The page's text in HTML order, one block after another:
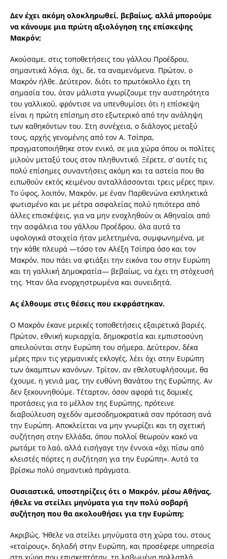
Δεν έχει ακόμη ολοκληρωθεί, βεβαίως, αλλά μπορούμε
να κάνουμε μια πρώτη αξιολόγηση της επίσκεψης
Μακρόν;
Ακούσαμε, στις τοποθετήσεις του γάλλου Προέδρου,
σημαντικά λόγια, όχι, δε, τα αναμενόμενα. Πρώτον, ο
Μακρόν ήλθε. Δεύτερον, διότι το πρωτόκολλο έχει τη
σημασία του, όταν μάλιστα γνωρίζουμε την αυστηρότητα
του γαλλικού, φρόντισε να υπενθυμίσει ότι η επίσκεψη
είναι η πρώτη επίσημη στο εξωτερικό από την ανάληψη
των καθηκόντων του. Στη συνέχεια, ο διάλογος μεταξύ
τους, αρχής γενομένης από τον Α. Τσίπρα,
πραγματοποιήθηκε στον ενικό, σε μια χώρα όπου οι πολίτες
μιλούν μεταξύ τους στον πληθυντικό. Ξέρετε, σ’ αυτές τις
πολύ επίσημες συναντήσεις ακόμη και τα αστεία που θα
ειπωθούν εκτός κειμένου ανταλλάσσονται τρεις μέρες πριν.
Το ύφος, λοιπόν, Μακρόν, με έναν Παρθενώνα εκπληκτικά
φωτισμένο και με μέτρα ασφαλείας πολύ ηπιότερα από
άλλες επισκέψεις, για να μην ενοχληθούν οι Αθηναίοι από
την ασφάλεια του γάλλου Προέδρου, όλα αυτά τα
υφολογικά στοιχεία ήταν μελετημένα, συμφωνημένα, με
την κάθε πλευρά —τόσο τον Αλέξη Τσίπρα όσο και τον
Μακρόν, που πάει να φτιάξει την εικόνα του στην Ευρώπη
και τη γαλλική Δημοκρατία— βεβαίως, να έχει τη στόχευσή
της. Ήταν όλα ενορχηστρωμένα και συνειδητά.
Ας έλθουμε στις θέσεις που εκφράστηκαν.
Ο Μακρόν έκανε μερικές τοποθετήσεις εξαιρετικά βαριές.
Πρώτον, εθνική κυριαρχία, δημοκρατία και εμπιστοσύνη
απειλούνται στην Ευρώπη του σήμερα. Δεύτερον, δέκα
μέρες πριν τις γερμανικές εκλογές, λέει όχι στην Ευρώπη
των άκαμπτων κανόνων. Τρίτον, αν εθελοτυφλήσουμε, θα
έχουμε, η γενιά μας, την ευθύνη θανάτου της Ευρώπης. Αν
δεν ξεκουνηθούμε. Τέταρτον, όσον αφορά τις δομικές
προτάσεις για το μέλλον της Ευρώπης, πρότεινε
διαβούλευση σχεδόν αμεσοδημοκρατικά σαν πρόταση ανά
την Ευρώπη. Αποκλείεται να μην γνωρίζει και τη σχετική
συζήτηση στην Ελλάδα, όπου πολλοί θεωρούν κακό να
ρωτάμε το λαό, αλλά εισήγαγε την έννοια «όχι πίσω από
κλειστές πόρτες η συζήτηση για την Ευρώπη». Αυτά τα
βρίσκω πολύ σημαντικά πράγματα.
Ουσιαστικά, υποστηρίζεις ότι ο Μακρόν, μέσω Αθήνας,
ήθελε να στείλει μηνύματα για την πολύ σοβαρή
συζήτηση που θα ακολουθήσει για την Ευρώπη;
Ακριβώς. Ήθελε να στείλει μηνύματα στη χώρα του, στους
«εταίρους», δηλαδή στην Ευρώπη, και προσέφερε υπηρεσία